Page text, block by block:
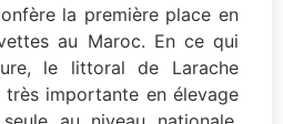
la première place en
au Maroc. En ce qui
le littoral de Larache
importante en élevage